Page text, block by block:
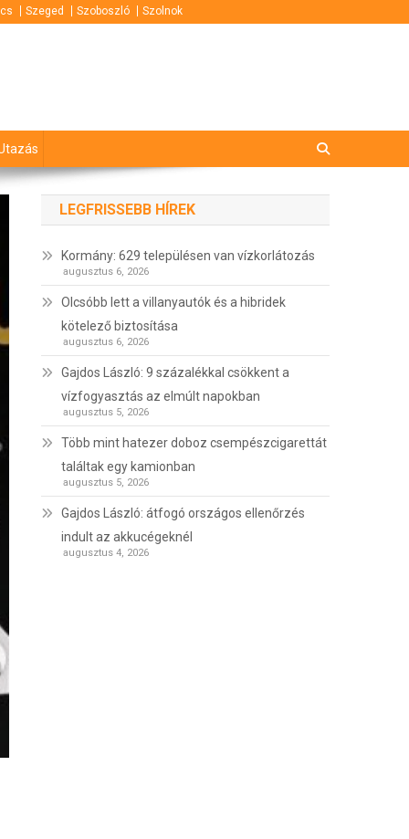
Szeged Szoboszló Szolnok
LEGFRISSEBB HÍREK
Kormány: 629 településen van vízkorlátozás
augusztus 6, 2026
Olcsóbb lett a villanyautók és a hibridek
kötelező biztosítása
augusztus 6, 2026
Gajdos László: 9 százalékkal csökkent a
vízfogyasztás az elmúlt napokban
augusztus 5, 2026
Több mint hatezer doboz csempészcigarettát
találtak egy kamionban
augusztus 5, 2026
Gajdos László: átfogó országos ellenőrzés
indult az akkucégeknél
augusztus 4, 2026